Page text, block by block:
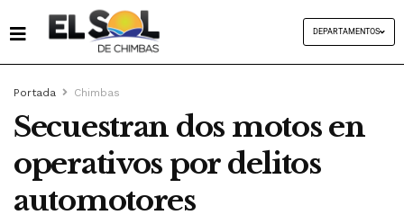
DEPARTAMENTOS
Portada Chimbas
Secuestran dos motos en
operativos por delitos
automotores